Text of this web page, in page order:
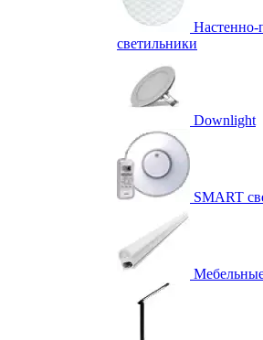
Настенно-
светильники
Downlight
SMART